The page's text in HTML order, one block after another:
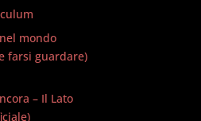
mondo
farsi guardare)
– Il Lato